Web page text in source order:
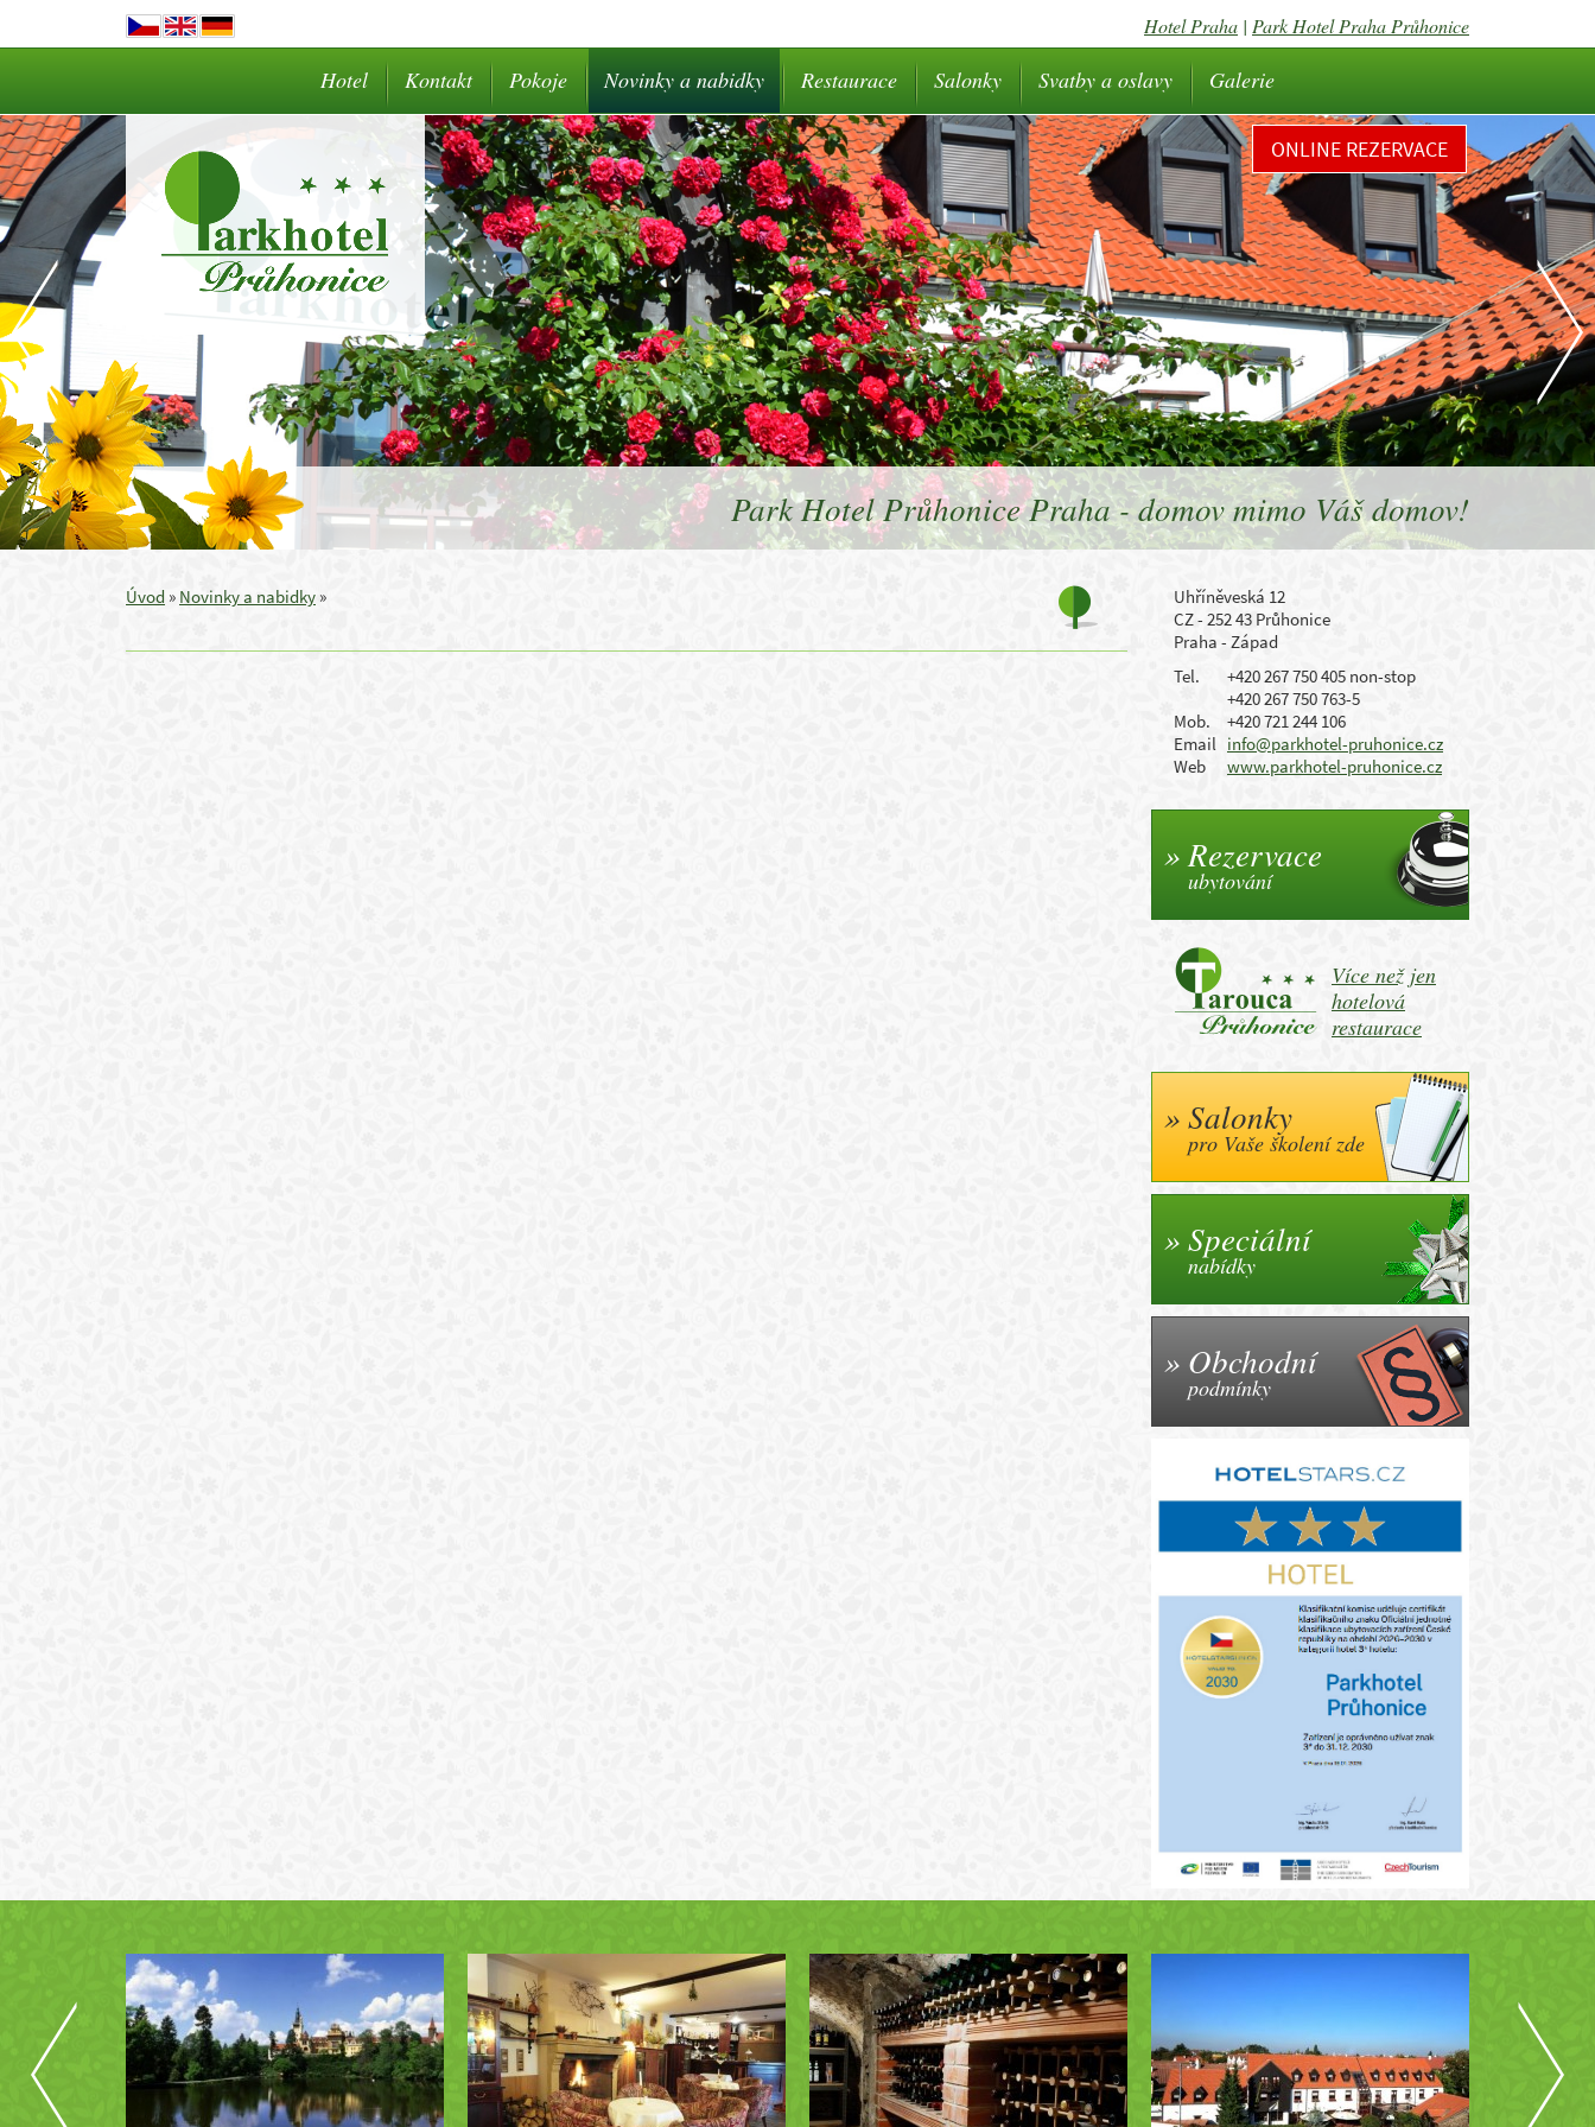
Hotel Praha | Park Hotel Praha Průhonice
Hotel Kontakt Pokoje Novinky a nabidky Restaurace Salonky Svatby a oslavy Galerie
Park Hotel Průhonice Praha - domov mimo Váš domov!
ONLINE REZERVACE
Úvod » Novinky a nabidky »
Uhříněveská 12
CZ - 252 43 Průhonice
Praha - Západ
Tel.
+420 267 750 405 non-stop
+420 267 750 763-5
Mob.
+420 721 244 106
Email info@parkhotel-pruhonice.cz
Web
www.parkhotel-pruhonice.cz
Rezervace
ubytování
Více než jen
hotelová
restaurace
Salonky
pro Vaše školení zde
Speciální
nabídky
Obchodní
podmínky